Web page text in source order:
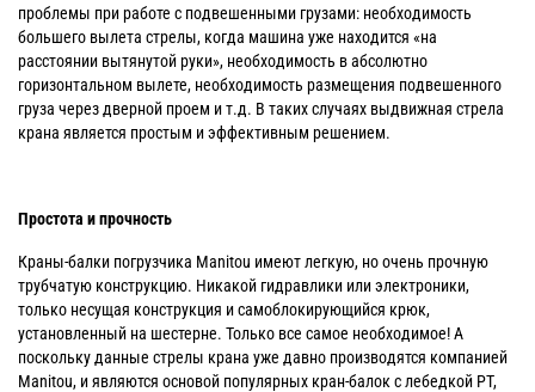
проблемы при работе с подвешенными грузами: необходимость
большего вылета стрелы, когда машина уже находится «на
расстоянии вытянутой руки», необходимость в абсолютно
горизонтальном вылете, необходимость размещения подвешенного
груза через дверной проем и т.д. В таких случаях выдвижная стрела
крана является простым и эффективным решением.
Простота и прочность
Краны-балки погрузчика Manitou имеют легкую, но очень прочную
трубчатую конструкцию. Никакой гидравлики или электроники,
только несущая конструкция и самоблокирующийся крюк,
установленный на шестерне. Только все самое необходимое! А
поскольку данные стрелы крана уже давно производятся компанией
Manitou, и являются основой популярных кран-балок с лебедкой PT,